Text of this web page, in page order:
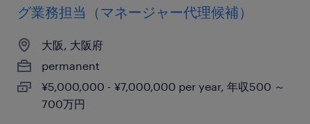
グ業務担当（マネージャー代理候補）
大阪, 大阪府
permanent
¥5,000,000 - ¥7,000,000 per year, 年収500 ～
700万円